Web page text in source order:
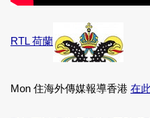
RTL 荷蘭
Mon 住海外傳媒報導香港 在